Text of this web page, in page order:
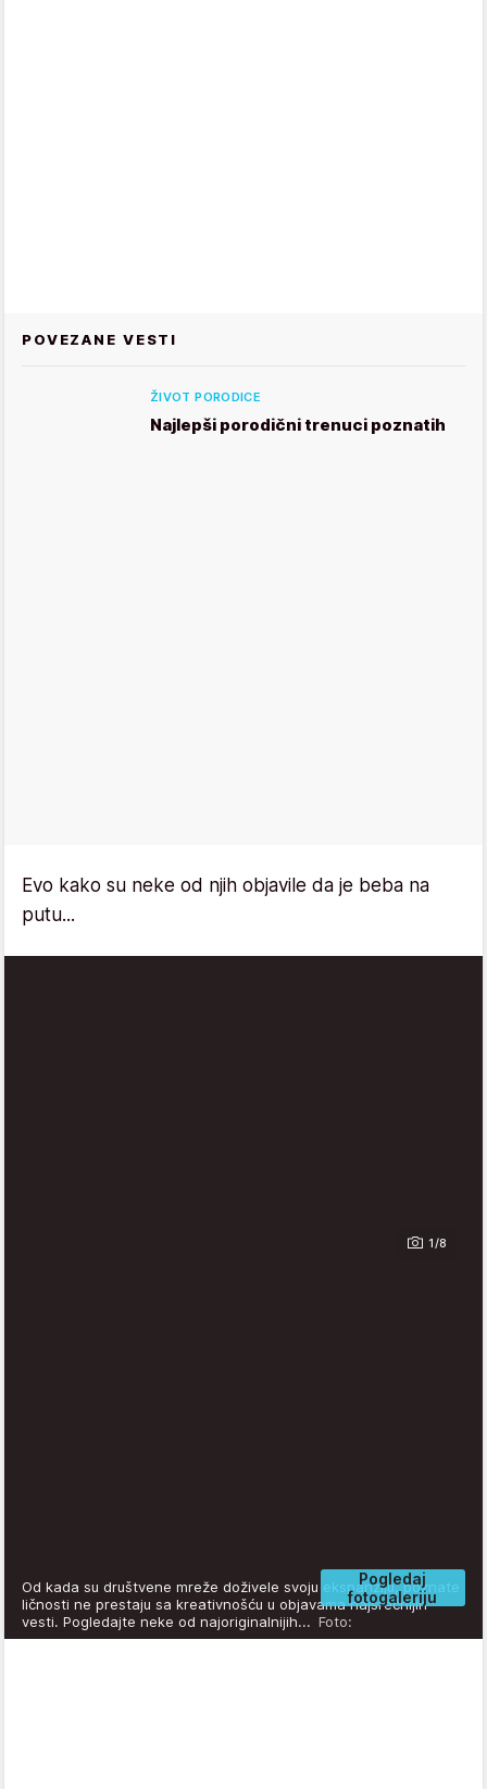
POVEZANE VESTI
ŽIVOT PORODICE
Najlepši porodični trenuci poznatih
Evo kako su neke od njih objavile da je beba na
putu...
1/8
Pogledaj
fotogaleriju
Od kada su društvene mreže doživele svoju ekspanziju, poznate
ličnosti ne prestaju sa kreativnošću u objavama najsrećnijih
vesti. Pogledajte neke od najoriginalnijih... Foto: